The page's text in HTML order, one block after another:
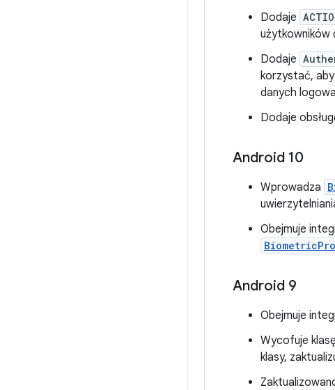
Dodaje
użytkowników
Dodaje
korzystać,
danych
Dodaje
Android 10
Wprowadza
Obejmuje
Android 9
Obejmuje
Wycofuje
klasy,